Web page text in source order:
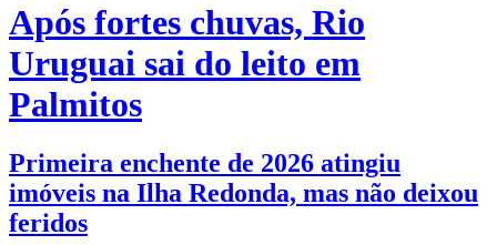
Após fortes chuvas, Rio
Uruguai sai do leito em
Palmitos
Primeira enchente de 2026 atingiu
imóveis na Ilha Redonda, mas não deixou
feridos